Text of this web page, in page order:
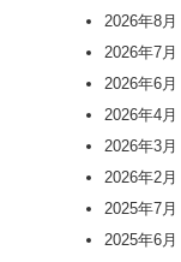
2026年8月
2026年7月
2026年6月
2026年4月
2026年3月
2026年2月
2025年7月
2025年6月